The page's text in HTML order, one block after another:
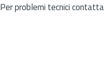
Per problemi tecnici contatta